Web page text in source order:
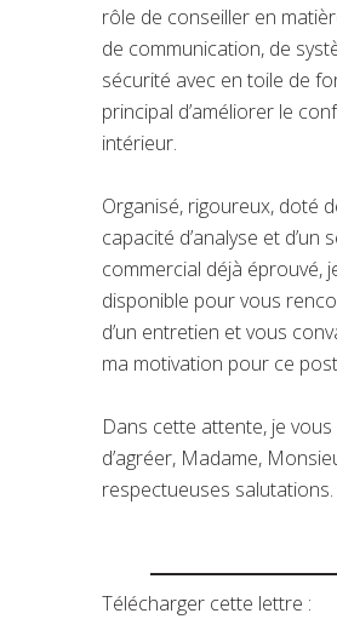
rôle de conseiller en
de communication, de
sécurité avec en toile de
principal d’améliorer le
intérieur.
Organisé, rigoureux, doté
capacité d’analyse et d’un
commercial déjà éprouvé,
disponible pour vous
d’un entretien et vous
ma motivation pour ce
Dans cette attente, je vous
d’agréer, Madame,
respectueuses salutations.
Télécharger cette lettre :